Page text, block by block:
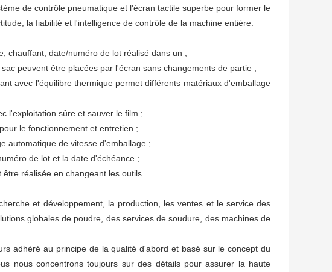
de contrôle pneumatique et l'écran tactile superbe pour former le
la fiabilité et l'intelligence de contrôle de la machine entière.
chauffant, date/numéro de lot réalisé dans un ;
peuvent être placées par l'écran sans changements de partie ;
avec l'équilibre thermique permet différents matériaux d'emballage
l'exploitation sûre et sauver le film ;
le fonctionnement et entretien ;
automatique de vitesse d'emballage ;
de lot et la date d'échéance ;
réalisée en changeant les outils.
et développement, la production, les ventes et le service des
globales de poudre, des services de soudure, des machines de
adhéré au principe de la qualité d'abord et basé sur le concept du
nous concentrons toujours sur des détails pour assurer la haute